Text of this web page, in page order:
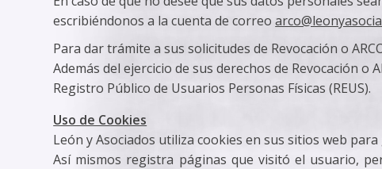
escribiéndonos a la cuenta de correo
Para dar trámite a sus solicitudes de Revocación o
Además del ejercicio de sus derechos de Revocación
Registro Público de Usuarios Personas Físicas (REUS).
Uso de Cookies
León y Asociados utiliza cookies en sus sitios web
Así mismos registra páginas que visitó el usuario,